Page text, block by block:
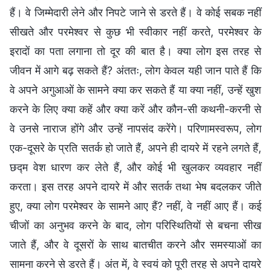
हैं। वे जिम्मेदारी लेने और निपटे जाने से डरते हैं। वे कोई सबक नहीं
सीखते और परमेश्वर से कुछ भी स्वीकार नहीं करते, परमेश्वर के
इरादों का पता लगाना तो दूर की बात है। क्या लोग इस तरह से
जीवन में आगे बढ़ सकते हैं? अंततः, लोग केवल यही जान पाते हैं कि
वे अपने अगुआओं के सामने क्या कर सकते हैं या क्या नहीं, उन्‍हें खुश
करने के लिए क्या कहें और क्या करें और कौन-सी कथनी-करनी से
वे उनसे नाराज होंगे और उन्हें नापसंद करेंगे। परिणामस्वरूप, लोग
एक-दूसरे के प्रति सतर्क हो जाते हैं, अपने ही दायरे में रहने लगते हैं,
छद्म वेश धारण कर लेते हैं, और कोई भी खुलकर व्यवहार नहीं
करता। इस तरह अपने दायरे में और सतर्क तथा भेष बदलकर जीते
हुए, क्या लोग परमेश्वर के सामने आए हैं? नहीं, वे नहीं आए हैं। कई
चीजों का अनुभव करने के बाद, लोग परिस्थितियों से बचना सीख
जाते हैं, और वे दूसरों के साथ बातचीत करने और समस्याओं का
सामना करने से डरते हैं। अंत में, वे स्वयं को पूरी तरह से अपने दायरे